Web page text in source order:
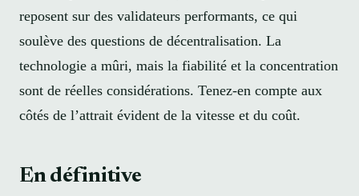
reposent sur des validateurs performants, ce qui
soulève des questions de décentralisation. La
technologie a mûri, mais la fiabilité et la concentration
sont de réelles considérations. Tenez-en compte aux
côtés de l’attrait évident de la vitesse et du coût.
En définitive